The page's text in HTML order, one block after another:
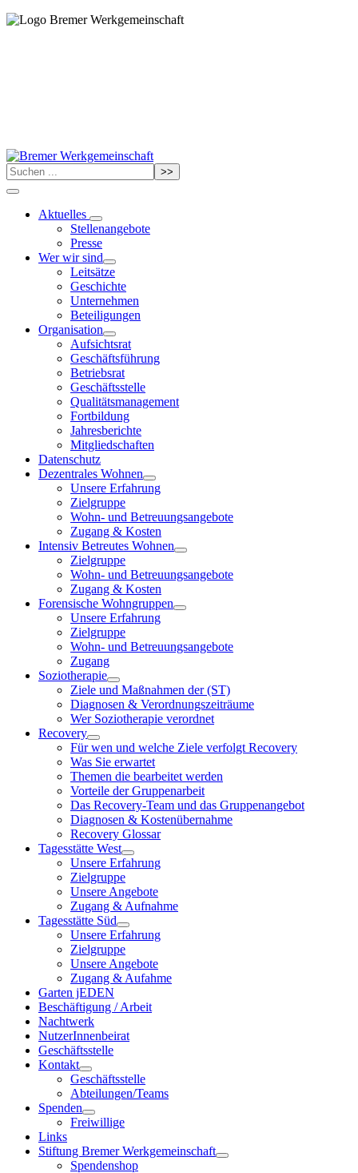
>>
Aktuelles
Stellenangebote
Presse
Wer wir sind
Leitsätze
Geschichte
Unternehmen
Beteiligungen
Organisation
Aufsichtsrat
Geschäftsführung
Betriebsrat
Geschäftsstelle
Qualitätsmanagement
Fortbildung
Jahresberichte
Mitgliedschaften
Datenschutz
Dezentrales Wohnen
Unsere Erfahrung
Zielgruppe
Wohn- und Betreuungsangebote
Zugang & Kosten
Intensiv Betreutes Wohnen
Zielgruppe
Wohn- und Betreuungsangebote
Zugang & Kosten
Forensische Wohngruppen
Unsere Erfahrung
Zielgruppe
Wohn- und Betreuungsangebote
Zugang
Soziotherapie
Ziele und Maßnahmen der (ST)
Diagnosen & Verordnungszeiträume
Wer Soziotherapie verordnet
Recovery
Für wen und welche Ziele verfolgt Recovery
Was Sie erwartet
Themen die bearbeitet werden
Vorteile der Gruppenarbeit
Das Recovery-Team und das Gruppenangebot
Diagnosen & Kostenübernahme
Recovery Glossar
Tagesstätte West
Unsere Erfahrung
Zielgruppe
Unsere Angebote
Zugang & Aufnahme
Tagesstätte Süd
Unsere Erfahrung
Zielgruppe
Unsere Angebote
Zugang & Aufahme
Garten jEDEN
Beschäftigung / Arbeit
Nachtwerk
NutzerInnenbeirat
Geschäftsstelle
Kontakt
Geschäftsstelle
Abteilungen/Teams
Spenden
Freiwillige
Links
Stiftung Bremer Werkgemeinschaft
Spendenshop